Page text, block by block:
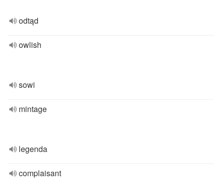
odtąd
owlish
sowi
mintage
legenda
complaisant